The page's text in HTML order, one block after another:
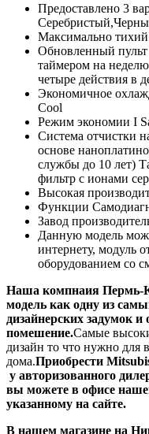
Предоставлено 3
Максимально
Обновленный
таймером на
четыре действия в
Экономичное
Cool
Режим экономии I
Система отчистки
основе
службы до 10 лет)
фильтр с ионами
Высокая
Функции
Завод
Данную модель
интернету, модуль
оборудованием со
Наша компнаия Пермь-
модель как одну из
дизайнерских задумок
помешение.Самые
дизайн то что нужно для
дома.Приобрести
у авторизованного
вы можете в офисе
указанному на сайте.
В нашем магазине на